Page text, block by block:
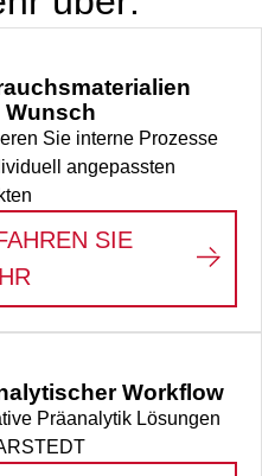
Skalierung, ohne
eingespritzter
Skalierung von 1,0
bis 2,5 ml, 100
Stück/Beutel,
Wunsch
Sie interne Prozesse
angepassten
SIE
Workflow
Präanalytik Lösungen